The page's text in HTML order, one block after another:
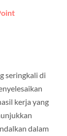
seringkali di
kerja yang
dalam